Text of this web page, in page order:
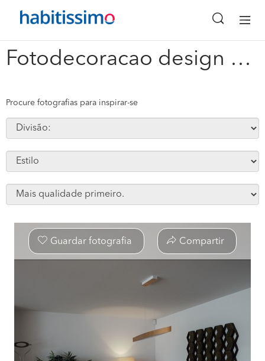
Fotodecoracao design de interiores #17614
x
Procure fotografias para inspirar-se
Guardar fotografia Compartir